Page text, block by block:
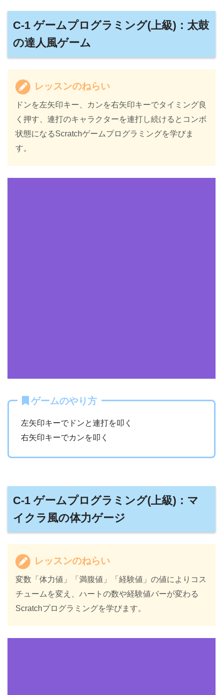
C-1 ゲームプログラミング(上級)：太鼓
の達人風ゲーム
レッスンのねらい
ドンを左矢印キー、カンを右矢印キーでタイミング良
く押す、連打のキャラクターを連打し続けるとコンボ
状態になるScratchゲームプログラミングを学びま
す。
ゲームのやり方
左矢印キーでドンと連打を叩く
右矢印キーでカンを叩く
C-1 ゲームプログラミング(上級)：マ
イクラ風の体力ゲージ
レッスンのねらい
変数「体力値」「満腹値」「経験値」の値によりコス
チュームを変え、ハートの数や経験値バーが変わる
Scratchプログラミングを学びます。